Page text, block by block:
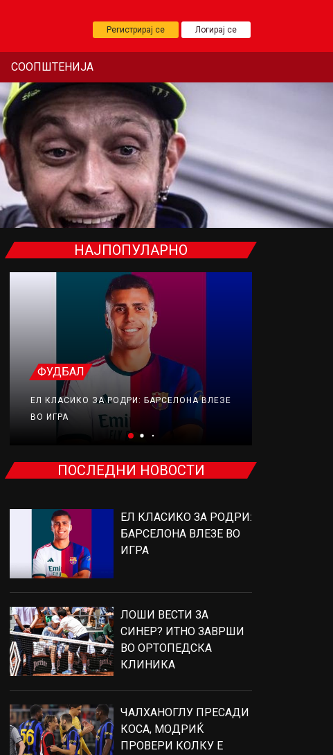
Регистрирај се Логирај се
СООПШТЕНИЈА
НАЈПОПУЛАРНО
ФУДБАЛ
ЕЛ КЛАСИКО ЗА РОДРИ: БАРСЕЛОНА ВЛЕЗЕ
ВО ИГРА
ПОСЛЕДНИ НОВОСТИ
ЕЛ КЛАСИКО ЗА РОДРИ:
БАРСЕЛОНА ВЛЕЗЕ ВО
ИГРА
ЛОШИ ВЕСТИ ЗА
СИНЕР? ИТНО ЗАВРШИ
ВО ОРТОПЕДСКА
КЛИНИКА
ЧАЛХАНОГЛУ ПРЕСАДИ
КОСА, МОДРИЌ
ПРОВЕРИ КОЛКУ Е